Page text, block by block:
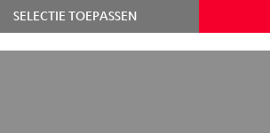
SELECTIE TOEPASSEN